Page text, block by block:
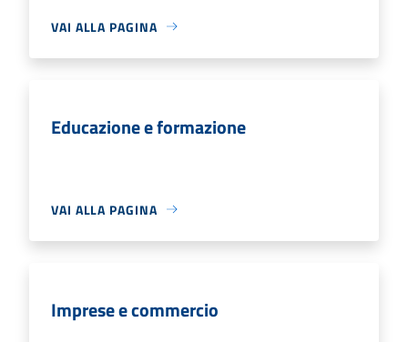
VAI ALLA PAGINA
Educazione e formazione
VAI ALLA PAGINA
Imprese e commercio